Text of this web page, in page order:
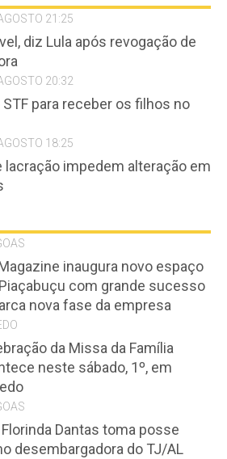
21:25
diz Lula após revogação de
20:32
para receber os filhos no
18:25
lacração impedem alteração em
inaugura novo espaço
com grande sucesso
nova fase da empresa
da Missa da Família
neste sábado, 1º, em
Dantas toma posse
desembargadora do TJ/AL